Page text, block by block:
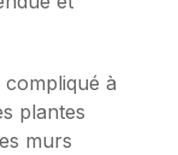
à
plantes
murs